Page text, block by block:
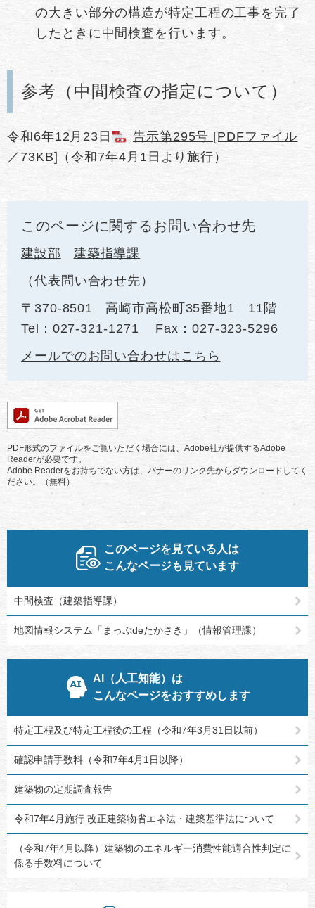
の大きい部分の構造が特定工程の工事を完了
したときに中間検査を行います。
参考（中間検査の指定について）
令和6年12月23日
告示第295号 [PDFファイル
／73KB] （令和7年4月1日より施行）​
このページに関するお問い合わせ先
建設部
建築指導課
代表問い合わせ先
〒370-8501
高崎市高松町35番地1 11階
Tel：027-321-1271
Fax：027-323-5296
メールでのお問い合わせはこちら
PDF形式のファイルをご覧いただく場合には、Adobe社が提供するAdobe
Readerが必要です。
Adobe Readerをお持ちでない方は、バナーのリンク先からダウンロードしてく
ださい。（無料）
このページを見ている人は
こんなページも見ています
中間検査（建築指導課）
地図情報システム「まっぷdeたかさき」（情報管理課）
AI（人工知能）は
こんなページをおすすめします
特定工程及び特定工程後の工程（令和7年3月31日以前）
確認申請手数料（令和7年4月1日以降）
建築物の定期調査報告
令和7年4月施行 改正建築物省エネ法・建築基準法について
（令和7年4月以降）建築物のエネルギー消費性能適合性判定に
係る手数料について